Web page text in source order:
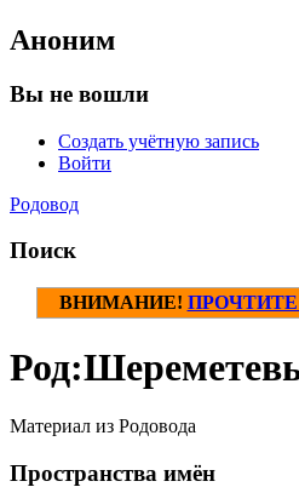
Аноним
Вы не вошли
Создать учётную запись
Войти
Родовод
Поиск
ВНИМАНИЕ!
Род:
Материал из Родовода
Пространства имён